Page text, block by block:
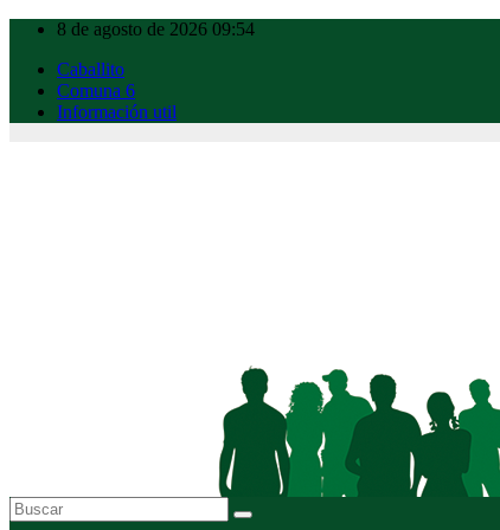
contenido
8 de agosto de 2026 09:54
Caballito
Comuna 6
Información util